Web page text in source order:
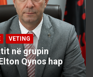
VETING
në grupin
Qynos hap